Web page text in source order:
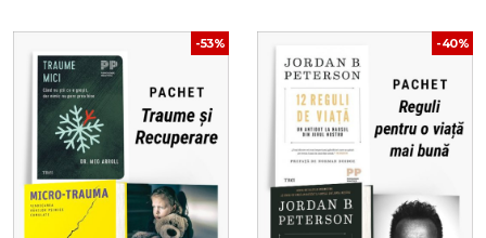
-53% -40%